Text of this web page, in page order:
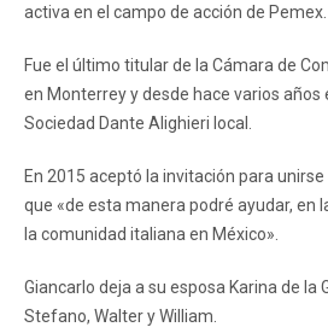
activa en el campo de acción de Pemex.
Fue el último titular de la Cámara de
en Monterrey y desde hace varios años
Sociedad Dante Alighieri local.
En 2015 aceptó la invitación para
que «de esta manera podré ayudar, en
la comunidad italiana en México».
Giancarlo deja a su esposa Karina de la
Stefano, Walter y William.